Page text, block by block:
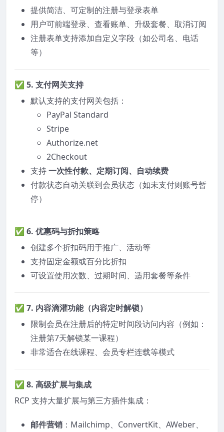
提供简洁、可定制的注册与登录表单
用户可前端登录、查看账单、升级套餐、取消订阅
注册表单支持添加自定义字段（如公司名、电话
等）
✅ 5. 支付网关支持
默认支持的支付网关包括：
PayPal Standard
Stripe
Authorize.net
2Checkout
支持一次性付款、定期订阅、自动续费
付款状态自动关联到会员状态（如未支付则账号暂
停）
✅ 6. 优惠码与折扣策略
创建多个折扣码用于推广、活动等
支持固定金额或百分比折扣
可设置使用次数、过期时间、适用套餐等条件
✅ 7. 内容滴灌功能（内容定时解锁）
限制会员在注册后的特定时间段访问内容（例如：
注册第7天解锁某一课程）
非常适合在线课程、会员专栏连载等模式
✅ 8. 高级扩展与集成
RCP 支持大量扩展与第三方插件集成：
邮件营销 ：Mailchimp、ConvertKit、AWeber、